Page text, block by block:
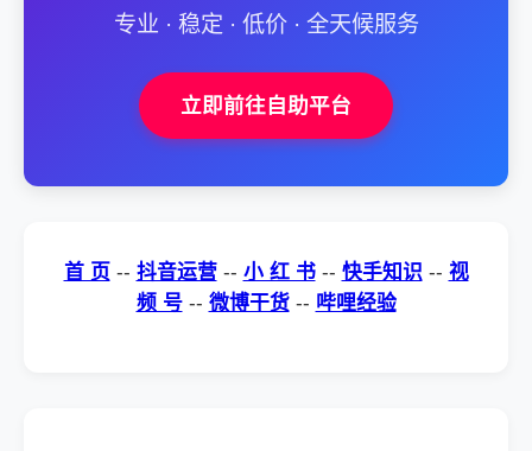
专业 · 稳定 · 低价 · 全天候服务
立即前往自助平台
首 页 -- 抖音运营-- 小 红 书-- 快手知识 -- 视
频 号-- 微博干货-- 哔哩经验